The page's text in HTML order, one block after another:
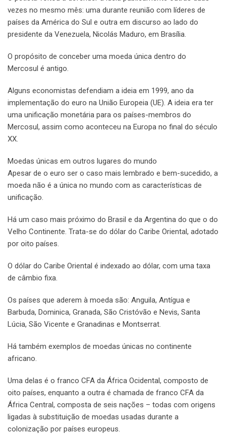
vezes no mesmo mês: uma durante reunião com líderes de
países da América do Sul e outra em discurso ao lado do
presidente da Venezuela, Nicolás Maduro, em Brasília.
O propósito de conceber uma moeda única dentro do
Mercosul é antigo.
Alguns economistas defendiam a ideia em 1999, ano da
implementação do euro na União Europeia (UE). A ideia era ter
uma unificação monetária para os países-membros do
Mercosul, assim como aconteceu na Europa no final do século
XX.
Moedas únicas em outros lugares do mundo
Apesar de o euro ser o caso mais lembrado e bem-sucedido, a
moeda não é a única no mundo com as características de
unificação.
Há um caso mais próximo do Brasil e da Argentina do que o do
Velho Continente. Trata-se do dólar do Caribe Oriental, adotado
por oito países.
O dólar do Caribe Oriental é indexado ao dólar, com uma taxa
de câmbio fixa.
Os países que aderem à moeda são: Anguila, Antígua e
Barbuda, Dominica, Granada, São Cristóvão e Nevis, Santa
Lúcia, São Vicente e Granadinas e Montserrat.
Há também exemplos de moedas únicas no continente
africano.
Uma delas é o franco CFA da África Ocidental, composto de
oito países, enquanto a outra é chamada de franco CFA da
África Central, composta de seis nações – todas com origens
ligadas à substituição de moedas usadas durante a
colonização por países europeus.